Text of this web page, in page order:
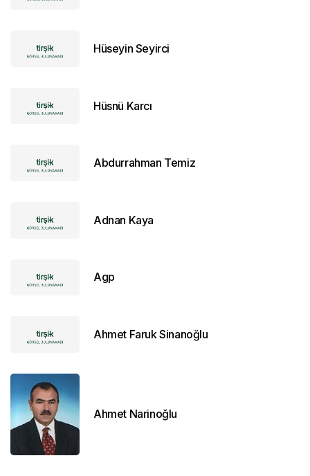
Hüseyin Seyirci
Hüsnü Karcı
Abdurrahman Temiz
Adnan Kaya
Agp
Ahmet Faruk Sinanoğlu
Ahmet Narinoğlu